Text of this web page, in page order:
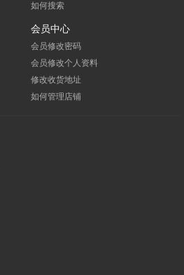
如何搜索
会员中心
会员修改密码
会员修改个人资料
修改收货地址
如何管理店铺